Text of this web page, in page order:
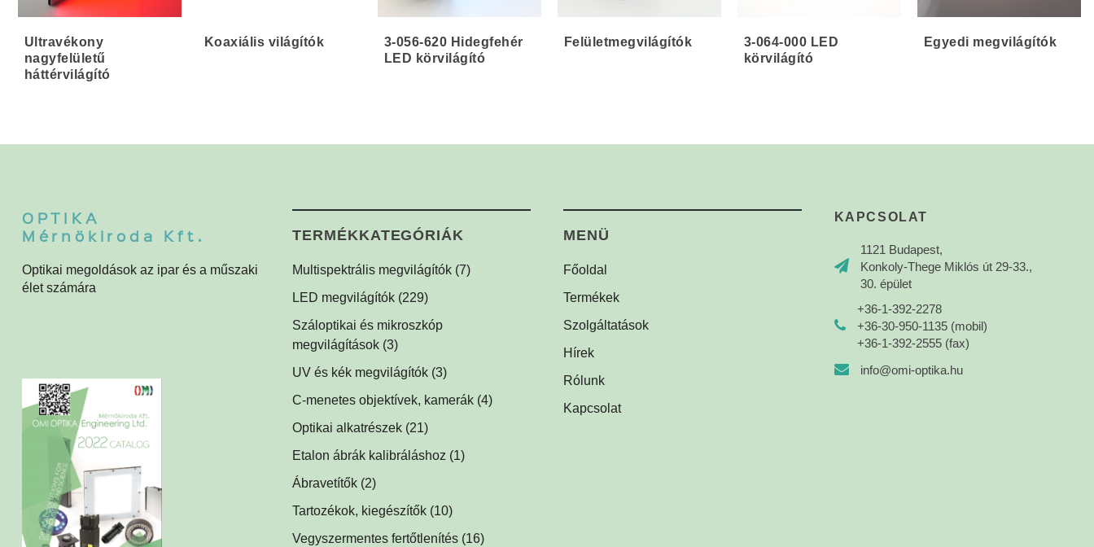
Ultravékony
nagyfelületű
háttérvilágító
Koaxiális világítók
3-056-620 Hidegfehér
LED körvilágító
Felületmegvilágítók
3-064-000 LED
körvilágító
Egyedi megvilágítók
OPTIKA
Mérnökiroda Kft.
Optikai megoldások az ipar és a műszaki
élet számára
TERMÉKKATEGÓRIÁK
Multispektrális megvilágítók (7)
Multispektrális dóm megvilágítók
Multispektrális háttérvilágítók
LED megvilágítók (229)
Gyűrűvilágítók
(1)
Súrlófények (1)
Égboltvilágítók (1)
Koaxiális világítók (2)
Háttérvilágítók (5)
SPOT megvilágítók (1)
SPOT vetítők (1)
Mátrix megvilágítók (2)
Csíkvetítők (1)
Száloptikai és mikroszkóp
megvilágítások (3)
UV és kék megvilágítók (3)
UV és kék megvilágítások fluoreszcens
alkalmazáshoz
C-menetes objektívek, kamerák (4)
Optikai alkatrészek (21)
Műszerüvegek
(1)
Optikai tükrök, prizmák
Lencsék
(1)
Optikai szűrők
(5)
Etalon ábrák kalibráláshoz (1)
Ábravetítők (2)
Tartozékok, kiegészítők (10)
LED tápegységek
(1)
Vegyszermentes fertőtlenítés (16)
MENÜ
Főoldal
Termékek
Szolgáltatások
Hírek
Rólunk
Kapcsolat
KAPCSOLAT
1121 Budapest,
Konkoly-Thege Miklós út 29-33.,
30. épület
+36-1-392-2278
+36-30-950-1135 (mobil)
+36-1-392-2555 (fax)
info@omi-optika.hu